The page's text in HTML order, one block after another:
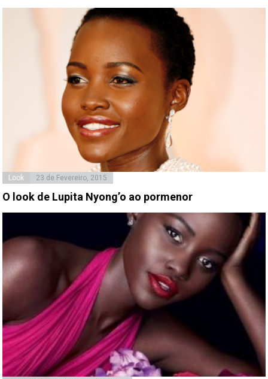
Look 23 de Fevereiro, 2015
O look de Lupita Nyong’o ao pormenor